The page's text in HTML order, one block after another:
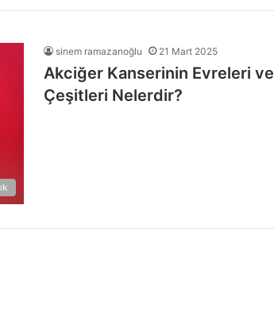
sinem ramazanoğlu 21 Mart 2025
Akciğer Kanserinin Evreleri ve
Çeşitleri Nelerdir?